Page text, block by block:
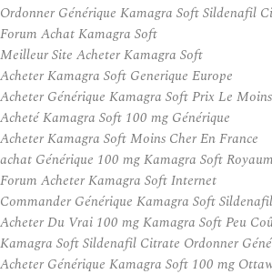
Ordonner Générique Kamagra Soft Sildenafil
Forum Achat Kamagra Soft
Meilleur Site Acheter Kamagra Soft
Acheter Kamagra Soft Generique Europe
Acheter Générique Kamagra Soft Prix Le
Acheté Kamagra Soft 100 mg Générique
Acheter Kamagra Soft Moins Cher En France
achat Générique 100 mg Kamagra Soft
Forum Acheter Kamagra Soft Internet
Commander Générique Kamagra Soft
Acheter Du Vrai 100 mg Kamagra Soft Peu
Kamagra Soft Sildenafil Citrate Ordonner
Acheter Générique Kamagra Soft 100 mg